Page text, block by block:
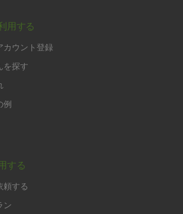
用する
カウント登録
を探す
例
する
頼する
ン